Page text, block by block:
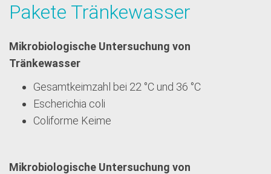
Pakete Tränkewasser
Mikrobiologische Untersuchung von
Tränkewasser
Gesamtkeimzahl bei 22 °C und 36 °C
Escherichia coli
Coliforme Keime
Mikrobiologische Untersuchung von